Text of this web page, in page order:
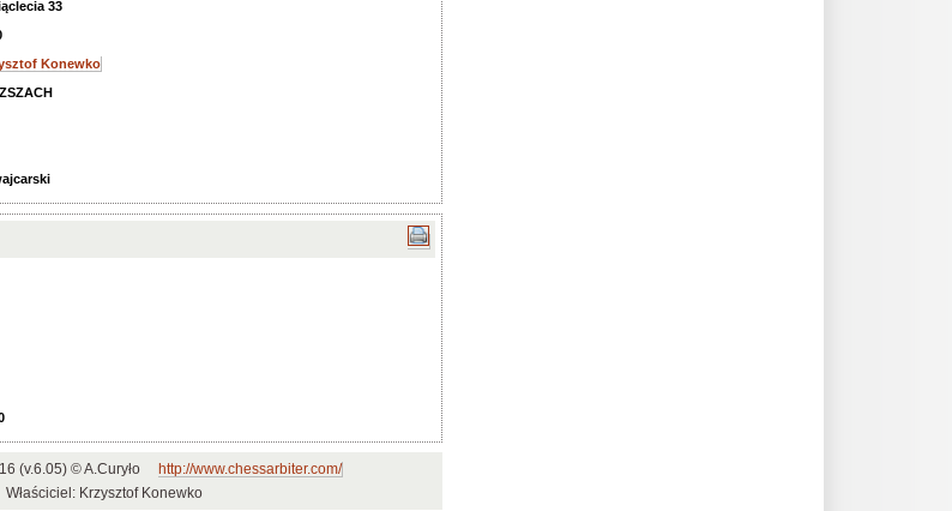
33
Konewko
(v.6.05) © A.Curyło
http://www.chessarbiter.com/
Właściciel: Krzysztof Konewko